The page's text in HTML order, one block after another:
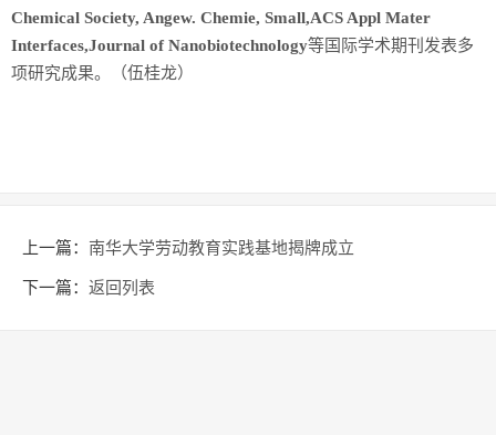
Chemical Society, Angew. Chemie, Small,ACS Appl Mater
Interfaces,Journal of Nanobiotechnology等国际学术期刊发表多
项研究成果。（伍桂龙）
上一篇： 南华大学劳动教育实践基地揭牌成立
下一篇： 返回列表